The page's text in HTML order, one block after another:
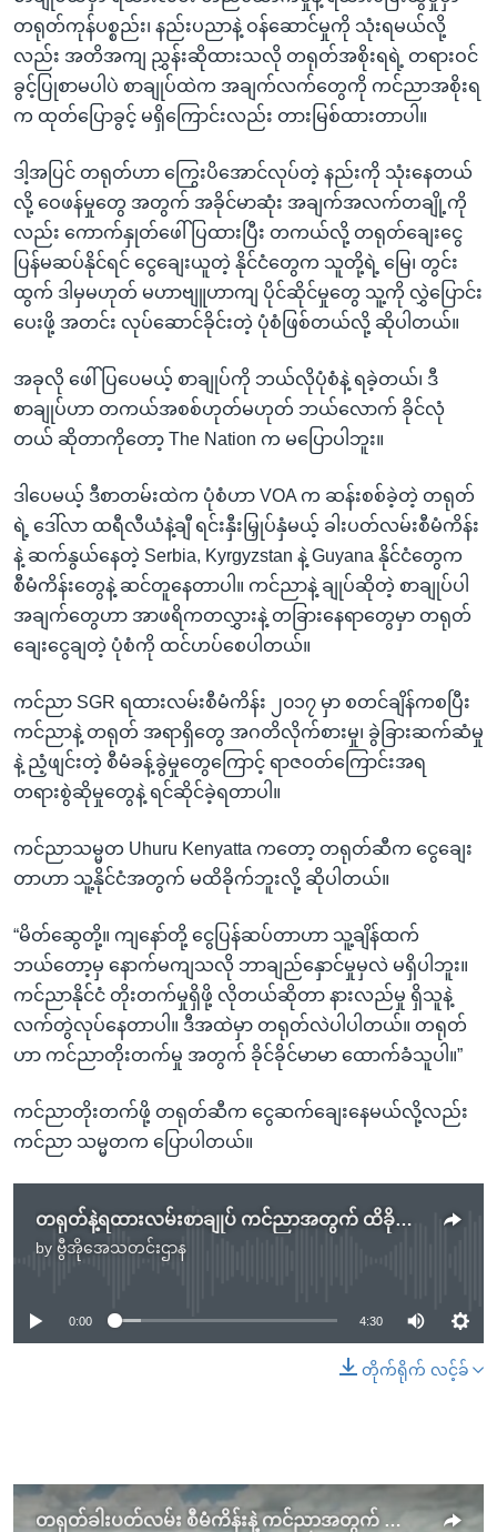
တရုတ်ကုန်ပစ္စည်း၊ နည်းပညာနဲ့ ဝန်ဆောင်မှုကို သုံးရမယ်လို့
လည်း အတိအကျ ညွှန်းဆိုထားသလို တရုတ်အစိုးရရဲ့ တရားဝင်
ခွင့်ပြုစာမပါပဲ စာချုပ်ထဲက အချက်လက်တွေကို ကင်ညာအစိုးရ
က ထုတ်ပြောခွင့် မရှိကြောင်းလည်း တားမြစ်ထားတာပါ။
ဒါ့အပြင် တရုတ်ဟာ ကြွေးပိအောင်လုပ်တဲ့ နည်းကို သုံးနေတယ်
လို့ ဝေဖန်မှုတွေ အတွက် အခိုင်မာဆုံး အချက်အလက်တချို့ကို
လည်း ကောက်နှုတ်ဖေါ်ပြထားပြီး တကယ်လို့ တရုတ်ချေးငွေ
ပြန်မဆပ်နိုင်ရင် ငွေချေးယူတဲ့ နိုင်ငံတွေက သူတို့ရဲ့ မြေ၊ တွင်း
ထွက် ဒါမှမဟုတ် မဟာဗျူဟာကျ ပိုင်ဆိုင်မှုတွေ သူ့ကို လွှဲပြောင်း
ပေးဖို့ အတင်း လုပ်ဆောင်ခိုင်းတဲ့ ပုံစံဖြစ်တယ်လို့ ဆိုပါတယ်။
အခုလို ဖေါ်ပြပေမယ့် စာချုပ်ကို ဘယ်လိုပုံစံနဲ့ ရခဲ့တယ်၊ ဒီ
စာချုပ်ဟာ တကယ်အစစ်ဟုတ်မဟုတ် ဘယ်လောက် ခိုင်လုံ
တယ် ဆိုတာကိုတော့ The Nation က မပြောပါဘူး။
ဒါပေမယ့် ဒီစာတမ်းထဲက ပုံစံဟာ VOA က ဆန်းစစ်ခဲ့တဲ့ တရုတ်
ရဲ့ ဒေါ်လာ ထရီလီယံနဲ့ချီ ရင်းနှီးမြှုပ်နှံမယ့် ခါးပတ်လမ်းစီမံကိန်း
နဲ့ ဆက်နွယ်နေတဲ့ Serbia, Kyrgyzstan နဲ့ Guyana နိုင်ငံတွေက
စီမံကိန်းတွေနဲ့ ဆင်တူနေတာပါ။ ကင်ညာနဲ့ ချုပ်ဆိုတဲ့ စာချုပ်ပါ
အချက်တွေဟာ အာဖရိကတလွှားနဲ့ တခြားနေရာတွေမှာ တရုတ်
ချေးငွေချတဲ့ ပုံစံကို ထင်ဟပ်စေပါတယ်။
ကင်ညာ SGR ရထားလမ်းစီမံကိန်း ၂၀၁၇ မှာ စတင်ချိန်ကစပြီး
ကင်ညာနဲ့ တရုတ် အရာရှိတွေ အဂတိလိုက်စားမှု၊ ခွဲခြားဆက်ဆံမှု
နဲ့ ညံ့ဖျင်းတဲ့ စီမံခန့်ခွဲမှုတွေကြောင့် ရာဇဝတ်ကြောင်းအရ
တရားစွဲဆိုမှုတွေနဲ့ ရင်ဆိုင်ခဲ့ရတာပါ။
ကင်ညာသမ္မတ Uhuru Kenyatta ကတော့ တရုတ်ဆီက ငွေချေး
တာဟာ သူ့နိုင်ငံအတွက် မထိခိုက်ဘူးလို့ ဆိုပါတယ်။
“မိတ်ဆွေတို့။ ကျနော်တို့ ငွေပြန်ဆပ်တာဟာ သူ့ချိန်ထက်
ဘယ်တော့မှ နောက်မကျသလို ဘာချည်နှောင်မှုမှလဲ မရှိပါဘူး။
ကင်ညာနိုင်ငံ တိုးတက်မှုရှိဖို့ လိုတယ်ဆိုတာ နားလည်မှု ရှိသူနဲ့
လက်တွဲလုပ်နေတာပါ။ ဒီအထဲမှာ တရုတ်လဲပါပါတယ်။ တရုတ်
ဟာ ကင်ညာတိုးတက်မှု အတွက် ခိုင်ခိုင်မာမာ ထောက်ခံသူပါ။”
ကင်ညာတိုးတက်ဖို့ တရုတ်ဆီက ငွေဆက်ချေးနေမယ်လို့လည်း
ကင်ညာ သမ္မတက ပြောပါတယ်။
တရုတ်နဲ့ရထားလမ်းစာချုပ် ကင်ညာအတွက် ထိခိုက်ကြောင်း စုံစမ်းတွေ့ရှိ
by ဗွီအိုအေသတင်းဌာန
No media source currently available
0:00 4:30
တိုက်ရိုက် လင့်ခ်
တရုတ်ခါးပတ်လမ်း စီမံကိန်းနဲ့ ကင်ညာအတွက် ကြွေးမြီ